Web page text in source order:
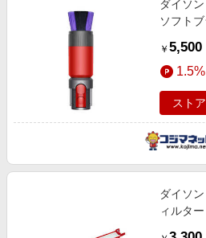
ダイソ
ソフト
￥ 5,500
1.5%
スト
ダイソ
ィルタ